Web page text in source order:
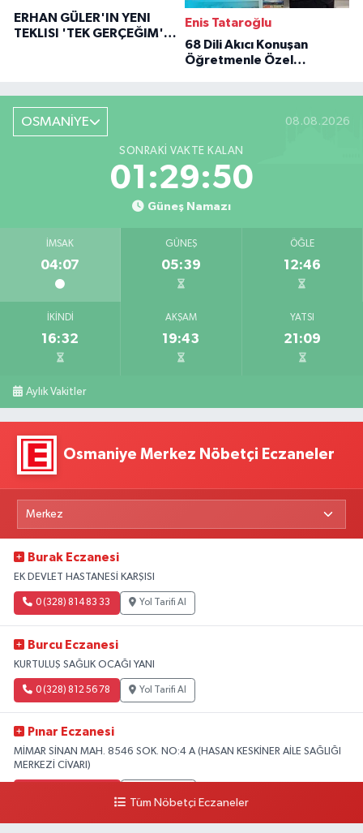
ERHAN GÜLER'IN YENI
TEKLISI 'TEK GERÇEĞIM'LE
Enis Tataroğlu
68 Dili Akıcı Konuşan
Öğretmenle Özel
OSMANİYE 08.08.2026
SONRAKI VAKTE KALAN
01:29:49
Güneş Namazı
İMSAK
04:07
GÜNEŞ
05:39
ÖĞLE
12:46
İKINDI
16:32
AKŞAM
19:43
YATSI
21:09
Aylık Vakitler
Osmaniye Merkez Nöbetçi Eczaneler
Burak Eczanesi
EK DEVLET HASTANESİ KARŞISI
0 (328) 814 83 33 Yol Tarifi Al
Burcu Eczanesi
KURTULUŞ SAĞLIK OCAĞI YANI
0 (328) 812 56 78 Yol Tarifi Al
Pınar Eczanesi
MİMAR SİNAN MAH. 8546 SOK. NO:4 A (HASAN KESKİNER AİLE SAĞLIĞI
MERKEZİ CİVARI)
Tüm Nöbetçi Eczaneler